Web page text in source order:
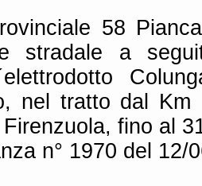
58
stradale a
nel tratto dal
fino al
n° 1970 del 12/